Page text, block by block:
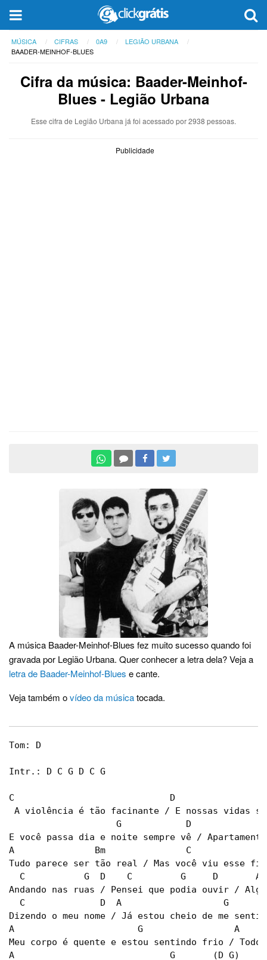
MÚSICA CIFRAS 0A9
LEGIÃO URBANA
BAADER-MEINHOF-BLUES
Cifra da música: Baader-Meinhof-
Blues - Legião Urbana
Esse cifra de Legião Urbana já foi acessado por 2938 pessoas.
Publicidade
A música Baader-Meinhof-Blues fez muito sucesso quando foi
gravada por Legião Urbana. Quer conhecer a letra dela? Veja a
letra de Baader-Meinhof-Blues e cante.
Veja também ovídeo da músicatocada.
Tom: D
Intr.: D C G D C G
C                             D
A violência é tão facinante / E nossas vidas
                    G            D
E você passa dia e noite sempre vê /
A               Bm               C
Tudo parece ser tão real / Mas você viu esse
C           G  D    C         G     D       A
Andando nas ruas / Pensei que podia ouvir /
C              D  A
Dizendo o meu nome / Já estou cheio de me
A                       G
Meu corpo é quente e estou sentindo frio / Todo
A                             G       (D G)